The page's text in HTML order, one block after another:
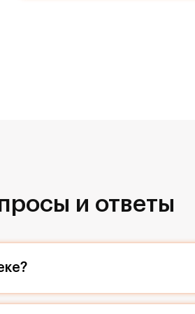
и ответы